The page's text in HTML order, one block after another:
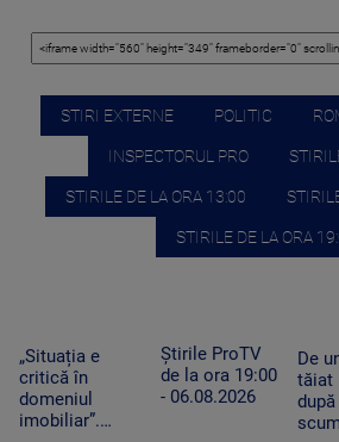
STIRI EXTERNE POLITIC
INSPECTORUL PRO
STIRILE DE LA ORA 13:00
STIRILE DE LA ORA
„Situația e
critică în
domeniul
imobiliar”.
Știrile ProTV
de la ora 19:00
- 06.08.2026
De
tăiat